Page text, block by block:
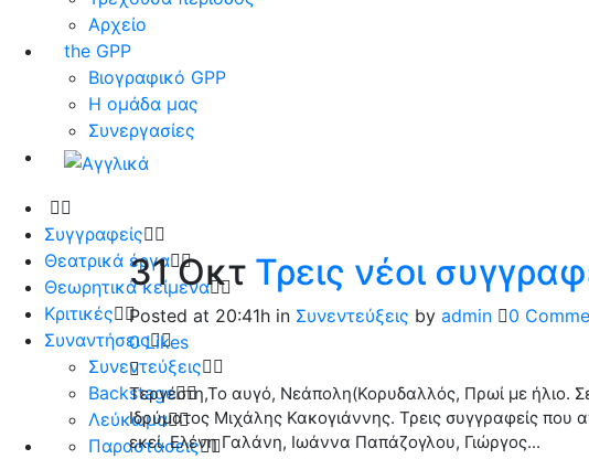
Αρχείο
the GPP
Βιογραφικό GPP
Η ομάδα μας
Συνεργασίες
Συγγραφείς
Θεατρικά έργα
Θεωρητικά κείμενα
Κριτικές
Συναντήσεις
Συνεντεύξεις
Backstage
Λεύκωμα
Παραστάσεις
31 Οκτ Τρεις νέοι
Posted at 20:41h in Συνεντεύξεις by admin
0
0Likes
Τεργέστη,Το αυγό, Νεάπολη(Κορυδαλλός, Πρωί με ήλιο.
Ιδρύματος Μιχάλης Κακογιάννης. Τρεις συγγραφείς
εκεί. Ελένη Γαλάνη, Ιωάννα Παπάζογλου, Γιώργος...